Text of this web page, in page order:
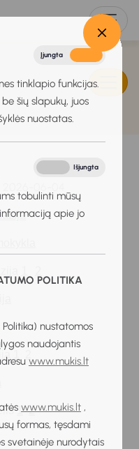
Įjungta
tinklapio funkcijas.
šių slapukų, juos
nuostatas.
Išjungta
tobulinti mūsų
apie jo
POLITIKA
nustatomos
naudojantis
www.mukis.lt
www.mukis.lt ,
formas, tęsdami
svetainėje nurodytais
1 2